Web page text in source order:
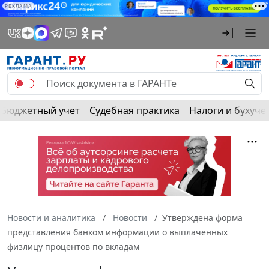
РЕКЛАМА
Бюджетный учет Судебная практика Налоги и
Новости и аналитика Новости
Утверждена форма
представления банком информации о выплаченных
физлицу процентов по вкладам